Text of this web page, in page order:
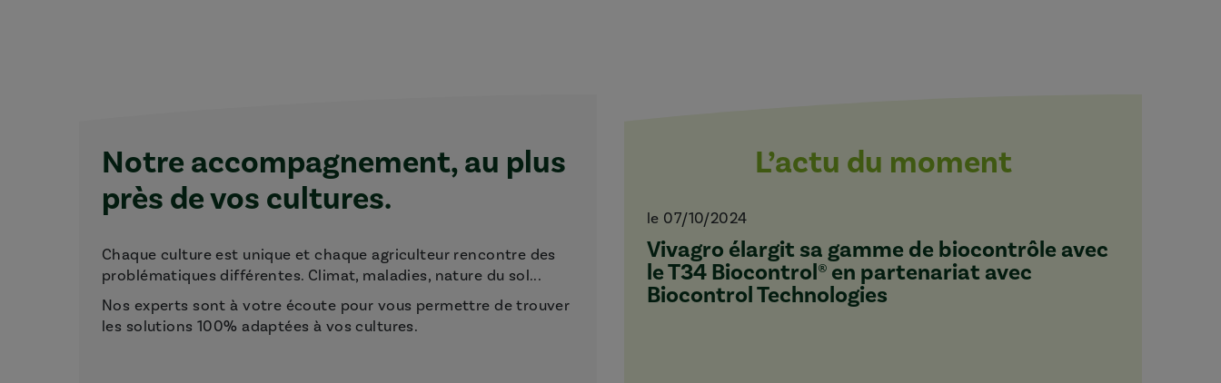
Notre accompagnement, au plus
près de vos cultures.
Chaque culture est unique et chaque agriculteur rencontre des
problématiques différentes. Climat, maladies, nature du sol...
Nos experts sont à votre écoute pour vous permettre de trouver
les solutions 100% adaptées à vos cultures.
L’actu du moment
le 07/10/2024
Vivagro élargit sa gamme de biocontrôle avec
le T34 Biocontrol® en partenariat avec
Biocontrol Technologies